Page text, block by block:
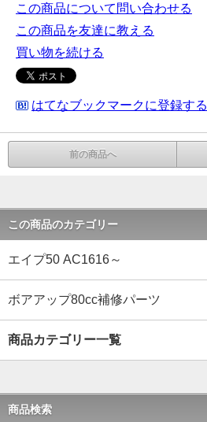
この商品について問い合わせる
この商品を友達に教える
買い物を続ける
はてなブックマークに登録する
前の商品へ
この商品のカテゴリー
エイプ50 AC1616～
ボアアップ80cc補修パーツ
商品カテゴリー一覧
商品検索